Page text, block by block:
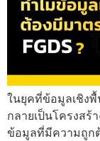
ในยุคที่ข้อมูลเชิง
กลายเป็นโครงส
ข้อมูลที่มีความถูก